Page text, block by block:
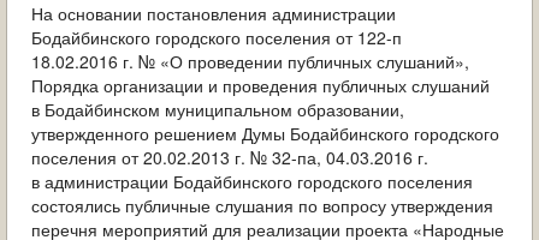
ОБРАЩЕНИЯ ГРАЖДАН
ГРАДОСТРОИТЕЛЬНАЯ ДЕЯТЕЛЬНОСТЬ
ИНФОРМИРОВАНИЕ НАСЕЛЕНИЯ
ДЕЯТЕЛЬНОСТЬ ПРОКУРАТУРЫ
На основании постановления администрации
Бодайбинского городского поселения от 122-п
18.02.2016 г. № «О проведении публичных слушаний»,
Порядка организации и проведения публичных слушаний
в Бодайбинском муниципальном образовании,
утвержденного решением Думы Бодайбинского городского
поселения от 20.02.2013 г. № 32-па, 04.03.2016 г.
в администрации Бодайбинского городского поселения
состоялись публичные слушания по вопросу утверждения
перечня мероприятий для реализации проекта «Народные